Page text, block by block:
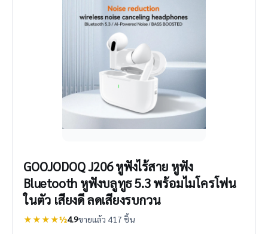
GOOJODOQ J206 หูฟังไร้สาย หูฟัง
Bluetooth หูฟังบลูทูธ 5.3 พร้อมไมโครโฟน
ในตัว เสียงดี ลดเสียงรบกวน
★★★★½4.9ขายแล้ว 417 ชิ้น